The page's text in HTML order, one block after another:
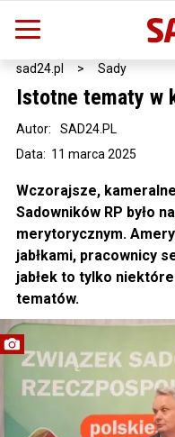
sad24.pl > Sady
Istotne tematy w
Data: 11 marca 2025
Autor: SAD24.PL
Wczorajsze,
Sadowników RP było
merytorycznym.
jabłkami, pracownicy
jabłek to tylko
tematów.